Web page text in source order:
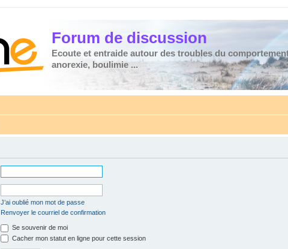
Forum de discussion
Ecoute et entraide autour des troubles du
anorexie, boulimie ...
J’ai oublié mon mot de passe
Renvoyer le courriel de confirmation
Se souvenir de moi
Cacher mon statut en ligne pour cette session